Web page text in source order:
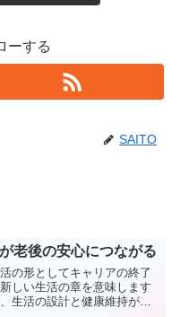
ーする
SAITO
老後の安心につながる
の形としてキャリアの終了
しい生活の章を意味します
生活の設計と健康維持が必